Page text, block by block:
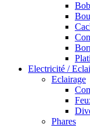
Electricité /
Eclairage
Phares